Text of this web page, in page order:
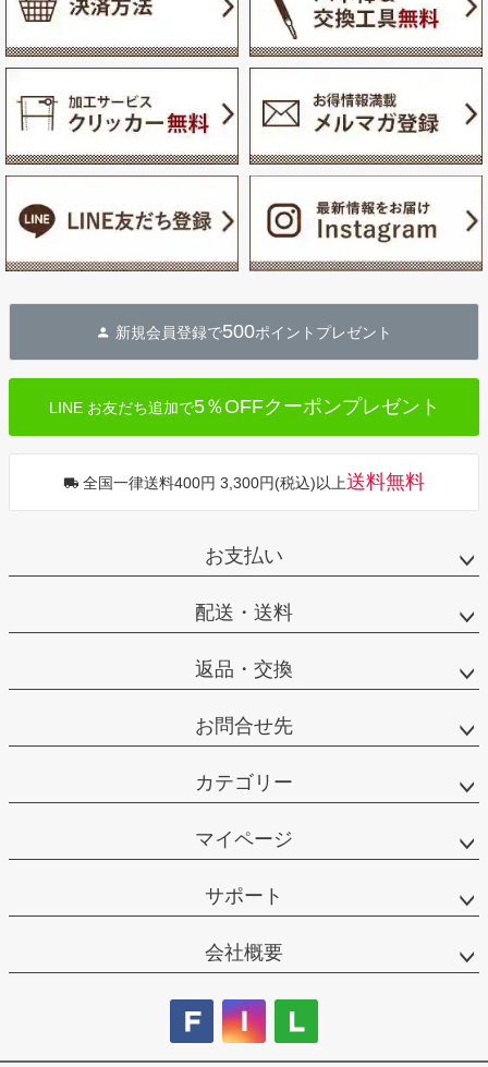
新規会員登録で500ポイントプレゼント
LINE お友だち追加で5％OFFクーポンプレゼント
全国一律送料400円 3,300円(税込)以上送料無料
お支払い
配送・送料
返品・交換
お問合せ先
カテゴリー
マイページ
サポート
会社概要